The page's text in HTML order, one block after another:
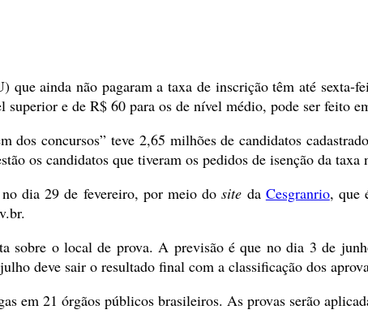
que ainda não pagaram a taxa de inscrição têm até
e de R$ 60 para os de nível médio, pode ser feito
concursos” teve 2,65 milhões de candidatos
os candidatos que tiveram os pedidos de isenção da taxa
no dia 29 de fevereiro, por meio dosite da Cesgranrio, que
o local de prova. A previsão é que no dia 3 de
deve sair o resultado final com a classificação dos
em 21 órgãos públicos brasileiros. As provas serão